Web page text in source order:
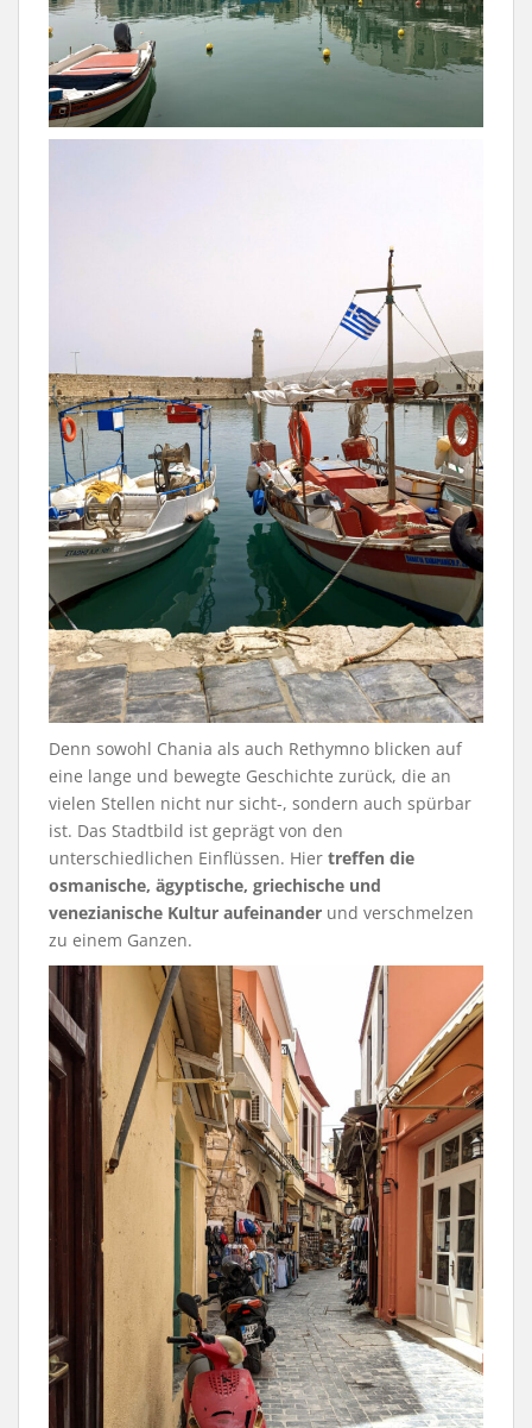
Denn sowohl Chania als auch Rethymno blicken auf
eine lange und bewegte Geschichte zurück, die an
vielen Stellen nicht nur sicht-, sondern auch spürbar
ist. Das Stadtbild ist geprägt von den
unterschiedlichen Einflüssen. Hier treffen die
osmanische, ägyptische, griechische und
venezianische Kultur aufeinander und verschmelzen
zu einem Ganzen.